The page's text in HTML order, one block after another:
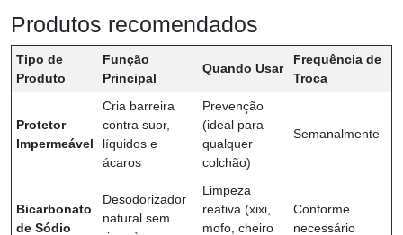
Produtos recomendados
Tipo de
Produto
Função
Principal
Quando Usar
Frequência de
Troca
Protetor
Impermeável
Cria barreira
contra suor,
líquidos e
ácaros
Prevenção
(ideal para
qualquer
colchão)
Semanalmente
Bicarbonato
de Sódio
Desodorizador
natural sem
Limpeza
reativa (xixi,
mofo, cheiro
Conforme
necessário